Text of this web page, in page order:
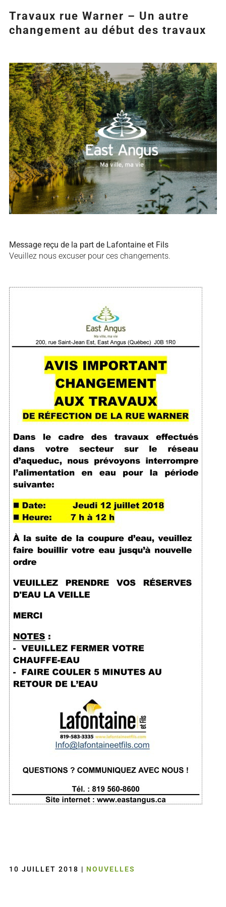
Travaux rue Warner – Un autre
changement au début des travaux
Agrandir
l&apos;image
Message reçu de la part de Lafontaine et Fils
Veuillez nous excuser pour ces changements.
10 JUILLET 2018 | NOUVELLES